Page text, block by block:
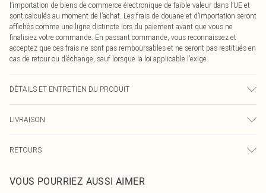
l’importation de biens de commerce électronique de faible valeur dans l’UE et
sont calculés au moment de l’achat. Les frais de douane et d’importation seront
affichés comme une ligne distincte lors du paiement avant que vous ne
finalisiez votre commande. En passant commande, vous reconnaissez et
acceptez que ces frais ne sont pas remboursables et ne seront pas restitués en
cas de retour ou d’échange, sauf lorsque la loi applicable l’exige.
DÉTAILS ET ENTRETIEN DU PRODUIT
déteindre.
LIVRAISON
Livraison express France
Jusqu'à 2-3 jours ouvrables
RETOURS
pour nous retourner un article.
VOUS POURRIEZ AUSSI AIMER